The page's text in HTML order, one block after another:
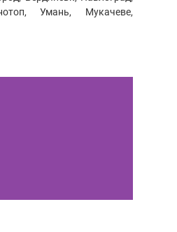
Умань, Мукачеве,